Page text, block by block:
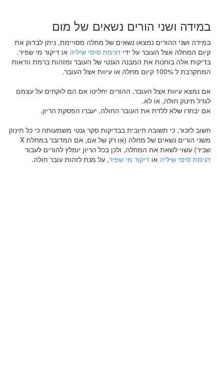
במידה ושני הורים נשאים של מום
במידה ושני ההורים נמצאו נשאים של מחלה מסויימת, ניתן לבדוק את
קיום המחלה אצל העובר על ידי דגימת סיסי שיליה או דיקור מי שפיר.
בדיקות אלה בוחנות את המבנה הגנטי של העובר ומזהות ברמת וודאות
המתקרבת ל 100% קיום מחלה או עיוות אצל העובר.
אם נמצא עיוות אצל העובר, ההורים יחליטו אם הם לוקחים על עצמם
לגדל תינוק חולה, או לא.
אם יבחרו שלא ללדת את העובר החולה, יעברו הפסקת הריון.
חשוב לזכור, כי תשובה חיובית בבדיקות סקר גנטי משמעותה כי כל תינוק
משני הורים נשאים של מחלה (או רק של אם, אם המדובר במחלת X
שביר) עשוי לשאת את המחלה, ולכן בכל הריון יומלץ להורים לעבור
דגימת סיסי שיליה או דיקור מי שפיר, על מנת לזהות עובר חולה.